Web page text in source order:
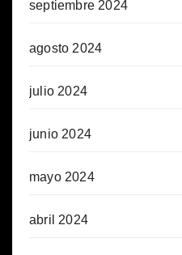
septiembre 2024
agosto 2024
julio 2024
junio 2024
mayo 2024
abril 2024